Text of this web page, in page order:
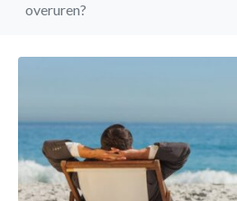
overuren?